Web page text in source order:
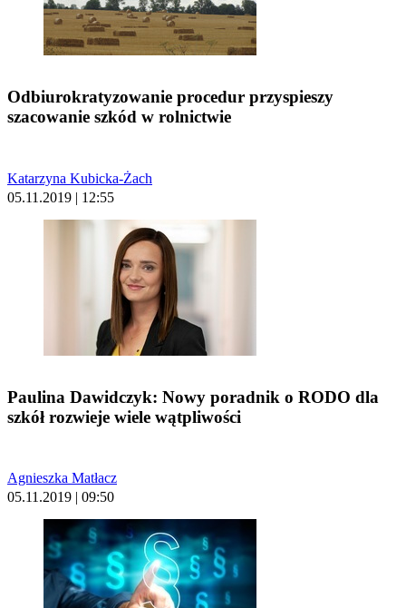
Odbiurokratyzowanie procedur przyspieszy
szacowanie szkód w rolnictwie
Katarzyna Kubicka-Żach
05.11.2019 | 12:55
Paulina Dawidczyk: Nowy poradnik o RODO dla
szkół rozwieje wiele wątpliwości
Agnieszka Matłacz
05.11.2019 | 09:50